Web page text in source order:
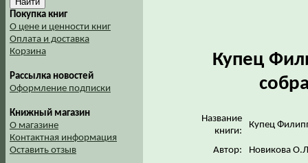
Покупка книг
О цене и ценности книг
Оплата и доставка
Корзина
Рассылка новостей
Оформление подписки
Книжный магазин
О магазине
Контактная информация
Оставить отзыв
Купец
Название
книги:
Купец
Автор:
Новикова